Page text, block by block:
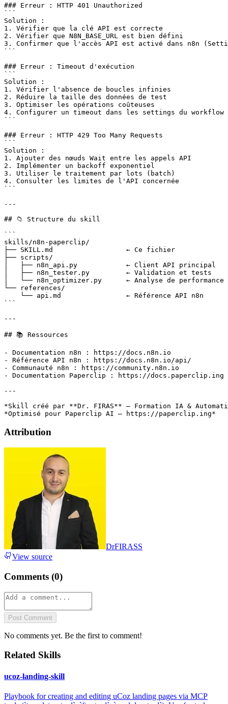
### Erreur : HTTP 401 Unauthorized
```
Solution :
1. Vérifier que la clé API est correcte
2. Vérifier que N8N_BASE_URL est bien défini
3. Confirmer que l'accès API est activé dans n8n
```
### Erreur : Timeout d'exécution
```
Solution :
1. Vérifier l'absence de boucles infinies
2. Réduire la taille des données de test
3. Optimiser les opérations coûteuses
4. Configurer un timeout dans les settings du workflow
```
### Erreur : HTTP 429 Too Many Requests
```
Solution :
1. Ajouter des nœuds Wait entre les appels API
2. Implémenter un backoff exponentiel
3. Utiliser le traitement par lots (batch)
4. Consulter les limites de l'API concernée
```
---
## 📁 Structure du skill
```
skills/n8n-paperclip/
├── SKILL.md                  ← Ce fichier
├── scripts/
│   ├── n8n_api.py            ← Client API principal
│   ├── n8n_tester.py         ← Validation et tests
│   └── n8n_optimizer.py      ← Analyse de performance
└── references/
    └── api.md                ← Référence API n8n
```
---
## 📚 Ressources
- Documentation n8n : https://docs.n8n.io
- Référence API n8n : https://docs.n8n.io/api/
- Communauté n8n : https://community.n8n.io
- Documentation Paperclip : https://docs.paperclip.ing
---
*Skill créé par **Dr. FIRAS** — Formation IA &
Attribution
DrFIRASS
View source
Comments (0)
Post Comment
No comments yet. Be the first to comment!
Related Skills
ucoz-landing-skill
Playbook for creating and editing uCoz landing pages via MCP